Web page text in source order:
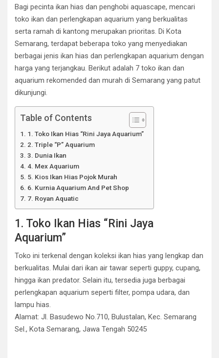
Bagi pecinta ikan hias dan penghobi aquascape, mencari
toko ikan dan perlengkapan aquarium yang berkualitas
serta ramah di kantong merupakan prioritas. Di Kota
Semarang, terdapat beberapa toko yang menyediakan
berbagai jenis ikan hias dan perlengkapan aquarium dengan
harga yang terjangkau. Berikut adalah 7 toko ikan dan
aquarium rekomended dan murah di Semarang yang patut
dikunjungi.
Table of Contents
1. Toko Ikan Hias “Rini Jaya Aquarium”
2. Triple “P” Aquarium
3. Dunia Ikan
4. Mex Aquarium
5. Kios Ikan Hias Pojok Murah
6. Kurnia Aquarium And Pet Shop
7. Royan Aquatic
1. Toko Ikan Hias “Rini Jaya
Aquarium”
Toko ini terkenal dengan koleksi ikan hias yang lengkap dan
berkualitas. Mulai dari ikan air tawar seperti guppy, cupang,
hingga ikan predator. Selain itu, tersedia juga berbagai
perlengkapan aquarium seperti filter, pompa udara, dan
lampu hias.
Alamat: Jl. Basudewo No.710, Bulustalan, Kec. Semarang
Sel., Kota Semarang, Jawa Tengah 50245